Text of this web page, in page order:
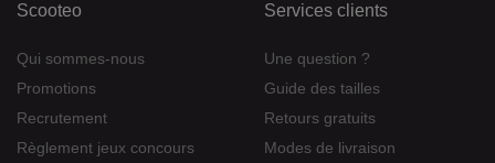
Scooteo
Qui sommes-nous
Promotions
Recrutement
Règlement jeux concours
Services clients
Une question ?
Guide des tailles
Retours gratuits
Modes de livraison